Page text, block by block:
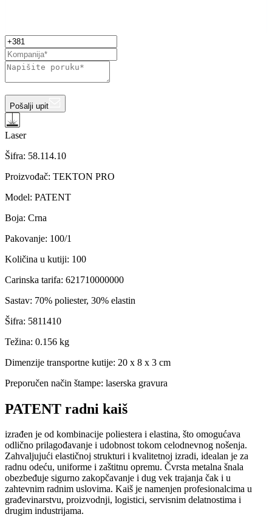
Pošalji upit
Laser
Šifra: 58.114.10
Proizvođač: TEKTON PRO
Model: PATENT
Boja: Crna
Pakovanje: 100/1
Količina u kutiji: 100
Carinska tarifa: 621710000000
Sastav: 70% poliester, 30% elastin
Šifra: 5811410
Težina: 0.156 kg
Dimenzije transportne kutije: 20 x 8 x 3 cm
Preporučen način štampe: laserska gravura
PATENT radni kaiš
izrađen je od kombinacije poliestera i elastina, što omogućava
odlično prilagođavanje i udobnost tokom celodnevnog nošenja.
Zahvaljujući elastičnoj strukturi i kvalitetnoj izradi, idealan je za
radnu odeću, uniforme i zaštitnu opremu. Čvrsta metalna šnala
obezbeđuje sigurno zakopčavanje i dug vek trajanja čak i u
zahtevnim radnim uslovima. Kaiš je namenjen profesionalcima u
građevinarstvu, proizvodnji, logistici, servisnim delatnostima i
drugim industrijama.